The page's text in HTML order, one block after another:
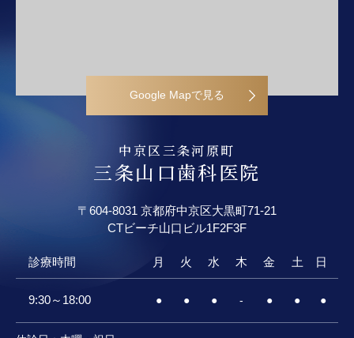
Google Mapで見る
中京区三条河原町
三条山口歯科医院
〒604-8031 京都府中京区大黒町71-21
CTビーチ山口ビル1F2F3F
診療時間 月 火 水 木 金 土 日
9:30～18:00 ● ● ● - ● ● ●